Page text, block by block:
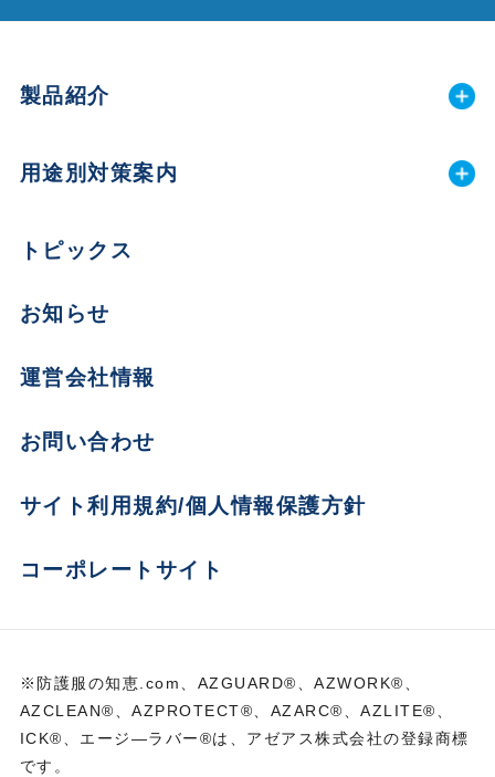
製品紹介
用途別対策案内
トピックス
お知らせ
運営会社情報
お問い合わせ
サイト利用規約/個人情報保護方針
コーポレートサイト
※防護服の知恵.com、AZGUARD®、AZWORK®、
AZCLEAN®、AZPROTECT®、AZARC®、AZLITE®、
ICK®、エージ―ラバー®は、アゼアス株式会社の登録商標
です。